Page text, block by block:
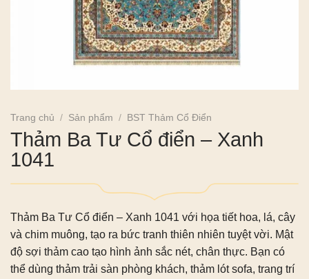
Trang chủ / Sản phẩm / BST Thảm Cổ Điển
Thảm Ba Tư Cổ điển – Xanh
1041
Thảm Ba Tư Cổ điển – Xanh 1041 với họa tiết hoa, lá, cây
và chim muông, tạo ra bức tranh thiên nhiên tuyệt vời. Mật
độ sợi thảm cao tạo hình ảnh sắc nét, chân thực. Bạn có
thể dùng thảm trải sàn phòng khách, thảm lót sofa, trang trí